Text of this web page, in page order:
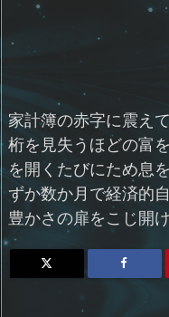
家計簿の赤字に震え
桁を見失うほどの富
を開くたびにため息
ずか数か月で経済的
豊かさの扉をこじ開